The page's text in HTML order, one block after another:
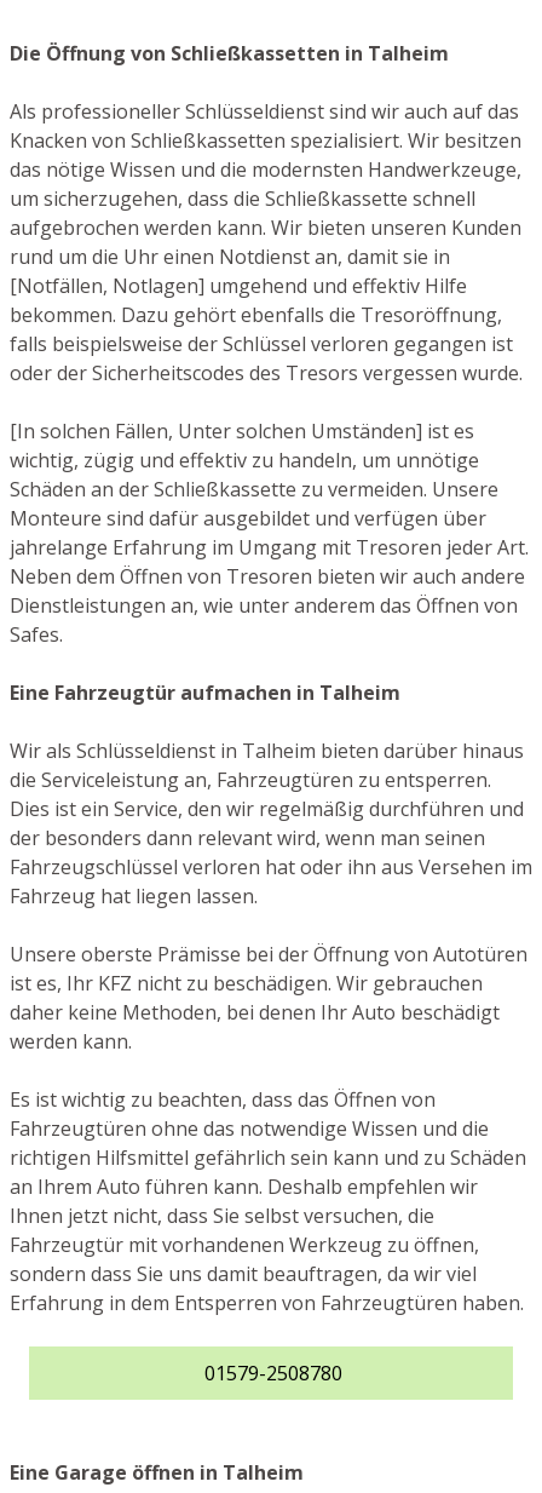
Die Öffnung von Schließkassetten in Talheim
Als professioneller Schlüsseldienst sind wir auch auf das
Knacken von Schließkassetten spezialisiert. Wir besitzen
das nötige Wissen und die modernsten Handwerkzeuge,
um sicherzugehen, dass die Schließkassette schnell
aufgebrochen werden kann. Wir bieten unseren Kunden
rund um die Uhr einen Notdienst an, damit sie in
[Notfällen, Notlagen] umgehend und effektiv Hilfe
bekommen. Dazu gehört ebenfalls die Tresoröffnung,
falls beispielsweise der Schlüssel verloren gegangen ist
oder der Sicherheitscodes des Tresors vergessen wurde.
[In solchen Fällen, Unter solchen Umständen] ist es
wichtig, zügig und effektiv zu handeln, um unnötige
Schäden an der Schließkassette zu vermeiden. Unsere
Monteure sind dafür ausgebildet und verfügen über
jahrelange Erfahrung im Umgang mit Tresoren jeder Art.
Neben dem Öffnen von Tresoren bieten wir auch andere
Dienstleistungen an, wie unter anderem das Öffnen von
Safes.
Eine Fahrzeugtür aufmachen in Talheim
Wir als Schlüsseldienst in Talheim bieten darüber hinaus
die Serviceleistung an, Fahrzeugtüren zu entsperren.
Dies ist ein Service, den wir regelmäßig durchführen und
der besonders dann relevant wird, wenn man seinen
Fahrzeugschlüssel verloren hat oder ihn aus Versehen im
Fahrzeug hat liegen lassen.
Unsere oberste Prämisse bei der Öffnung von Autotüren
ist es, Ihr KFZ nicht zu beschädigen. Wir gebrauchen
daher keine Methoden, bei denen Ihr Auto beschädigt
werden kann.
Es ist wichtig zu beachten, dass das Öffnen von
Fahrzeugtüren ohne das notwendige Wissen und die
richtigen Hilfsmittel gefährlich sein kann und zu Schäden
an Ihrem Auto führen kann. Deshalb empfehlen wir
Ihnen jetzt nicht, dass Sie selbst versuchen, die
Fahrzeugtür mit vorhandenen Werkzeug zu öffnen,
sondern dass Sie uns damit beauftragen, da wir viel
Erfahrung in dem Entsperren von Fahrzeugtüren haben.
01579-2508780
Eine Garage öffnen in Talheim